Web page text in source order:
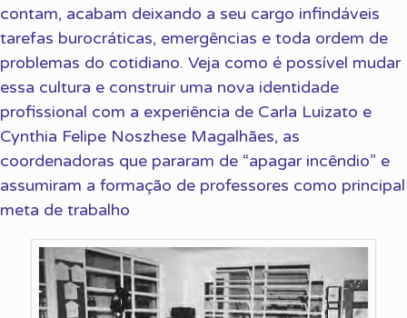
contam, acabam deixando a seu cargo infindáveis
tarefas burocráticas, emergências e toda ordem de
problemas do cotidiano. Veja como é possível mudar
essa cultura e construir uma nova identidade
profissional com a experiência de Carla Luizato e
Cynthia Felipe Noszhese Magalhães, as
coordenadoras que pararam de “apagar incêndio” e
assumiram a formação de professores como principal
meta de trabalho